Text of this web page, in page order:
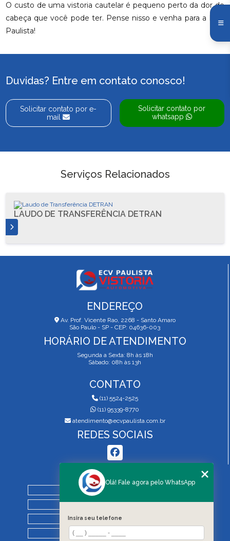
O custo de uma vistoria cautelar é pequeno perto da dor de
cabeça que você pode ter. Pense nisso e venha para a ECV
Paulista!
Duvidas? Entre em contato conosco!
Solicitar contato por e-
mail
Solicitar contato por
whatsapp
Serviços Relacionados
LAUDO DE TRANSFERÊNCIA DETRAN
ENDEREÇO
Av. Prof. Vicente Rao, 2268 - Santo Amaro
São Paulo - SP - CEP: 04636-003
HORÁRIO DE ATENDIMENTO
Segunda a Sexta: 8h às 18h
Sábado: 08h às 13h
CONTATO
(11) 5524-2525
(11) 95339-8770
atendimento@ecvpaulista.com.br
REDES SOCIAIS
MENU
QUEM SOMOS
SERVIÇOS
BLOG
Olá! Fale agora pelo WhatsApp
Insira seu telefone